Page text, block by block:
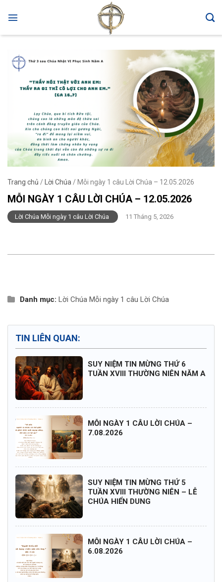
Trang chủ / Lời Chúa / Mỗi ngày 1 câu Lời Chúa – 12.05.2026
MỖI NGÀY 1 CÂU LỜI CHÚA – 12.05.2026
Lời Chúa Mỗi ngày 1 câu Lời Chúa 11 Tháng 5, 2026
Danh mục: Lời Chúa Mỗi ngày 1 câu Lời Chúa
TIN LIÊN QUAN:
SUY NIỆM TIN MỪNG THỨ 6
TUẦN XVIII THƯỜNG NIÊN NĂM A
MỖI NGÀY 1 CÂU LỜI CHÚA –
7.08.2026
SUY NIỆM TIN MỪNG THỨ 5
TUẦN XVIII THƯỜNG NIÊN – LỄ
CHÚA HIỂN DUNG
MỖI NGÀY 1 CÂU LỜI CHÚA –
6.08.2026